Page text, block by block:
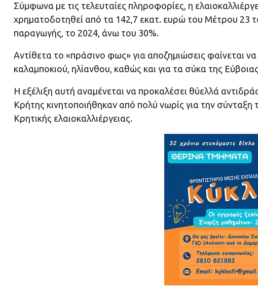
Σύμφωνα με τις τελευταίες πληροφορίες, η
χρηματοδοτηθεί από τα 142,7 εκατ. ευρώ του Μέτρου 23
παραγωγής, το 2024, άνω του 30%.
Αντίθετα το «πράσινο φως» για αποζημιώσεις φαίνεται
καλαμποκιού, ηλίανθου, καθώς και για τα σύκα της
Η εξέλιξη αυτή αναμένεται να προκαλέσει θύελλά
Κρήτης κινητοποιήθηκαν από πολύ νωρίς για την σύνταξη
Κρητικής ελαιοκαλλιέργειας.